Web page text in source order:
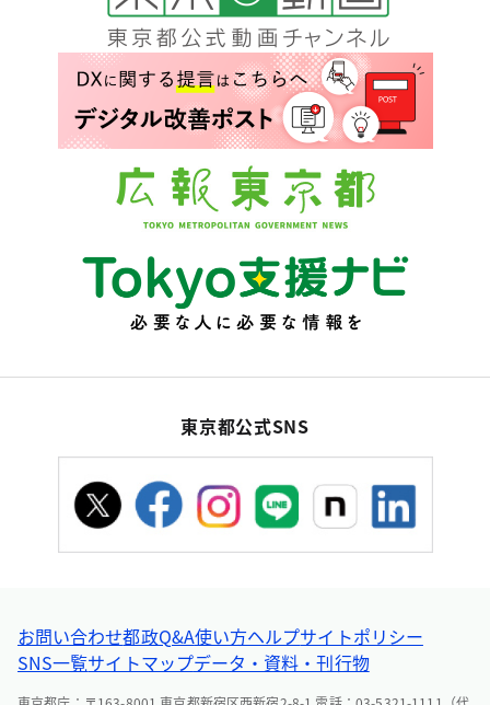
東京都公式SNS
お問い合わせ都政Q&A使い方ヘルプサイトポリシー
SNS一覧サイトマップデータ・資料・刊行物